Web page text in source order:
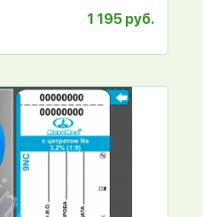
1 195 руб.